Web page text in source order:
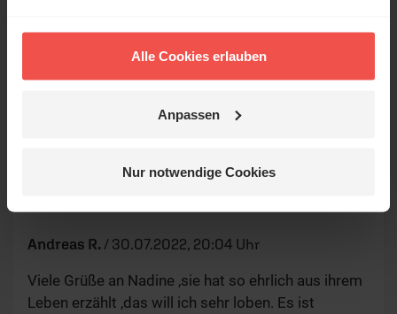
Alle Cookies erlauben
Anpassen
Nur notwendige Cookies
Verfasser wieder. Der ERF übernimmt keine Gewähr für die
Richtigkeit, Vollständigkeit oder Rechtmäßigkeit der von
Super, wie reflektiert Nadine ist.
Andreas R. / 30.07.2022, 20:04 Uhr
Viele Grüße an Nadine ,sie hat so ehrlich aus ihrem
Leben erzählt ,das will ich sehr loben. Es ist